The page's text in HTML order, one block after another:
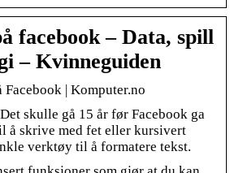
facebook – Data, spill
– Kvinneguiden
| Komputer.no
skulle gå 15 år før Facebook ga
å skrive med fet eller kursivert
verktøy til å formatere tekst.